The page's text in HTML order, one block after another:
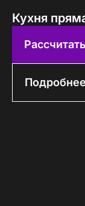
Кухня
Подробнее